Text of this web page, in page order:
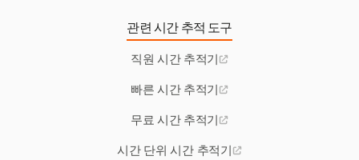
관련 시간 추적 도구
직원 시간 추적기
빠른 시간 추적기
무료 시간 추적기
시간 단위 시간 추적기